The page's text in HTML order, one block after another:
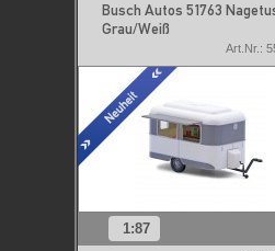
Busch Autos 51763
Grau/Weiß
Art.Nr.:
1:87